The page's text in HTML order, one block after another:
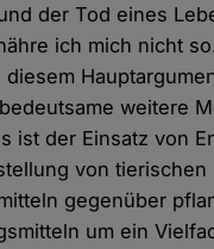
der Tod eines
ich mich nicht
diesem
weitere
ist der Einsatz von
von tierischen
gegenüber
um ein